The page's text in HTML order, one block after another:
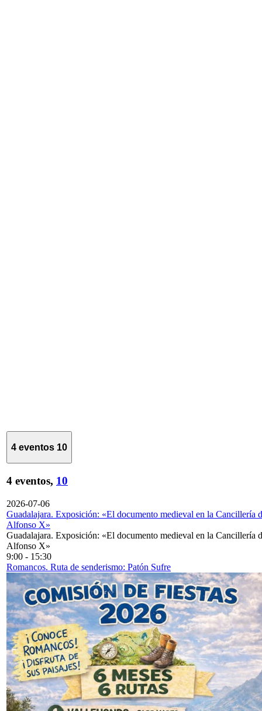
4 eventos 10
4 eventos, 10
2026-07-06
Guadalajara. Exposición: «El documento medieval en la Cancillería
Alfonso X»
Guadalajara. Exposición: «El documento medieval en la Cancillería
Alfonso X»
9:00 - 15:30
Romancos. Ruta de senderismo: Patón Sufre